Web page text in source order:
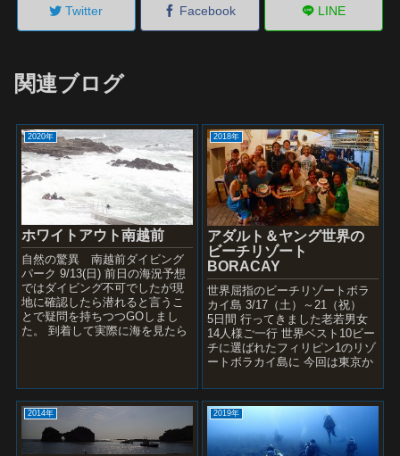
Twitter Facebook LINE
関連ブログ
2020年
ホワイトアウト南越前
自然の驚異 南越前ダイビング
パーク 9/13(日) 前日の海況予想
ではダイビング不可でしたが現
地に確認したら潜れると言うこ
とで疑問を持ちつつGOしまし
た。 到着して実際に海を見たら
2018年
アダルト＆ヤング世界の
ビーチリゾート
BORACAY
世界屈指のビーチリゾートボラ
カイ島 3/17（土）～21（祝）
5日間 行ってきました老若男女
14人様ご一行 世界ベスト10ビー
チに選ばれたフィリピン1のリゾ
ートボラカイ島に 今回は東京か
大分か...
2014年 2019年